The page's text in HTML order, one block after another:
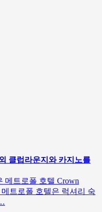
클럽라운지와 카지노를
메트로폴 호텔 Crown
메트로폴 호텔은 럭셔리 숙